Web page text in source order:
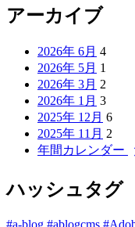
アーカイブ
2026年 6月 4
2026年 5月 1
2026年 3月 2
2026年 1月 3
2025年 12月 6
2025年 11月 2
年間カレンダー
ハッシュタグ
#a-blog #ablogcms